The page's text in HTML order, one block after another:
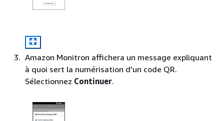
Amazon Monitron affichera un message expliquant
à quoi sert la numérisation d'un code QR.
Sélectionnez Continuer.